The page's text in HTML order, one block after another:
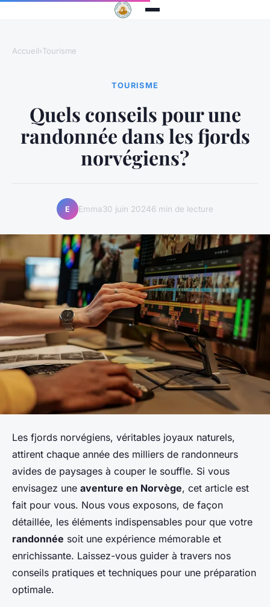
Accueil›Tourisme
TOURISME
Quels conseils pour une
randonnée dans les fjords
norvégiens?
E Emma30 juin 20246 min de lecture
Les fjords norvégiens, véritables joyaux naturels,
attirent chaque année des milliers de randonneurs
avides de paysages à couper le souffle. Si vous
envisagez une aventure en Norvège, cet article est
fait pour vous. Nous vous exposons, de façon
détaillée, les éléments indispensables pour que votre
randonnée soit une expérience mémorable et
enrichissante. Laissez-vous guider à travers nos
conseils pratiques et techniques pour une préparation
optimale.